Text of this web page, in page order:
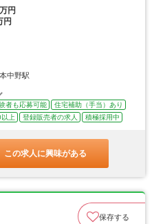
円
円
中野駅
者も応募可能
住宅補助（手当）あり
上 登録販売者の求人 積極採用中
この求人に興味がある
保存する